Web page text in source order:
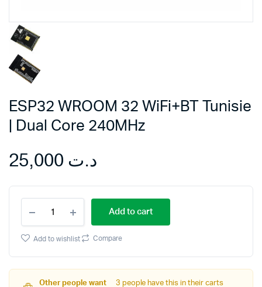
ESP32 WROOM 32 WiFi+BT Tunisie
| Dual Core 240MHz
د.ت
WROOM
32
WiFi+BT
|
Dual
Core
Add to cart
Add to wishlist Compare
Other people want
3 people have this in their carts